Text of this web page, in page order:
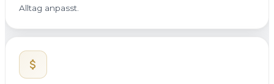
Alltag anpasst.